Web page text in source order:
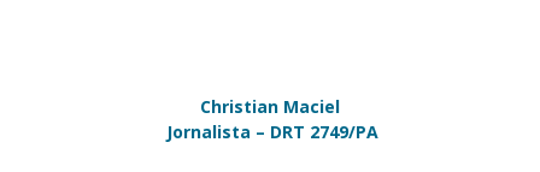
Christian Maciel
Jornalista – DRT 2749/PA